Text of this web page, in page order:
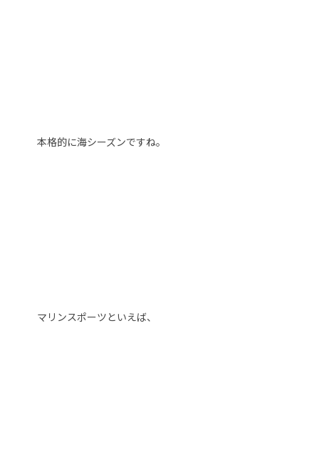
本格的に海シーズンですね。
マリンスポーツといえば、